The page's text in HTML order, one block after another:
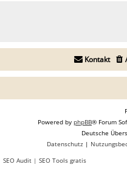
Kontakt
Powered by phpBB® Forum
Deutsche
Datenschutz |
SEO Audit| SEO Tools gratis